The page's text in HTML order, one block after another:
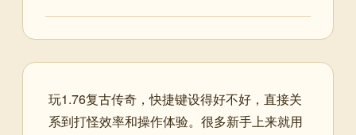
玩1.76复古传奇，快捷键设得好不好，直接关
系到打怪效率和操作体验。很多新手上来就用